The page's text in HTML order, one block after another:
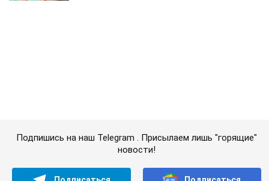
Важное